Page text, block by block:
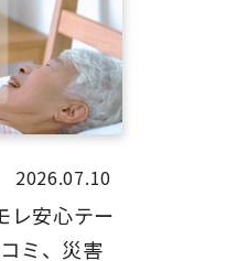
2026.07.10
レ安心テー
ミ、災害